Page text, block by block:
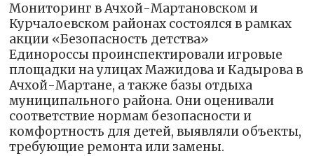
Мониторинг в Ачхой-Мартановском и
Курчалоевском районах состоялся в рамках
акции «Безопасность детства»
Единороссы проинспектировали игровые
площадки на улицах Мажидова и Кадырова в
Ачхой-Мартане, а также базы отдыха
муниципального района. Они оценивали
соответствие нормам безопасности и
комфортность для детей, выявляли объекты,
требующие ремонта или замены.